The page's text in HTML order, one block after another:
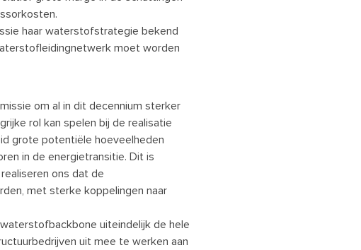
haar waterstofstrategie bekend
moet worden
om al in dit decennium sterker
rol kan spelen bij de realisatie
grote potentiële hoeveelheden
in de energietransitie. Dit is
ons dat de
met sterke koppelingen naar
uiteindelijk de hele
uit mee te werken aan